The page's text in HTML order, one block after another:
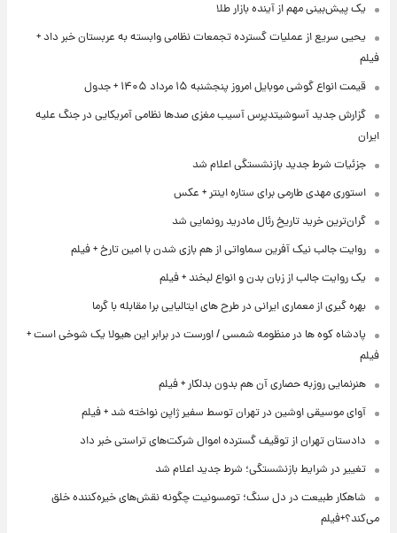
یک پیش‌بینی مهم از آینده بازار طلا
یحیی سریع از عملیات گسترده تجمعات نظامی وابسته به عربستان خبر داد +
فیلم
قیمت انواع گوشی موبایل امروز پنجشنبه ۱۵ مرداد ۱۴۰۵ + جدول
گزارش جدید آسوشیتدپرس آسیب مغزی صدها نظامی آمریکایی در جنگ علیه
ایران
جزئیات شرط جدید بازنشستگی اعلام شد
استوری مهدی طارمی برای ستاره اینتر + عکس
گران‌ترین خرید تاریخ رئال مادرید رونمایی شد
روایت جالب نیک آفرین سماواتی از هم بازی شدن با امین تارخ + فیلم
یک روایت جالب از زبان بدن و انواع لبخند + فیلم
بهره گیری از معماری ایرانی در طرح های ایتالیایی برا مقابله با گرما
پادشاه کوه ها در منظومه شمسی / اورست در برابر این هیولا یک شوخی است +
فیلم
هنرنمایی روزبه حصاری آن هم بدون بدلکار + فیلم
آوای موسیقی اوشین در تهران توسط سفیر ژاپن نواخته شد + فیلم
دادستان تهران از توقیف گسترده اموال شرکت‌های تراستی خبر داد
تغییر در شرایط بازنشستگی؛ شرط جدید اعلام شد
شاهکار طبیعت در دل سنگ؛ تومسونیت چگونه نقش‌های خیره‌کننده خلق
می‌کند؟+فیلم